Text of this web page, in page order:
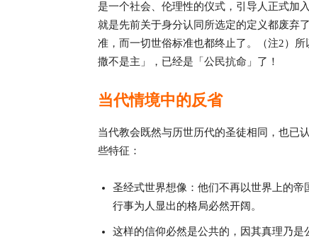
是一个社会、伦理性的仪式，引导人正式加
就是先前关于身分认同所选定的定义都废弃
准，而一切世俗标准也都终止了。（注2）
撒不是主」，已经是「公民抗命」了！
当代情境中的反省
当代教会既然与历世历代的圣徒相同，也已
些特征：
圣经式世界想像：他们不再以世界上的帝
行事为人显出的格局必然开阔。
这样的信仰必然是公共的，因其真理乃